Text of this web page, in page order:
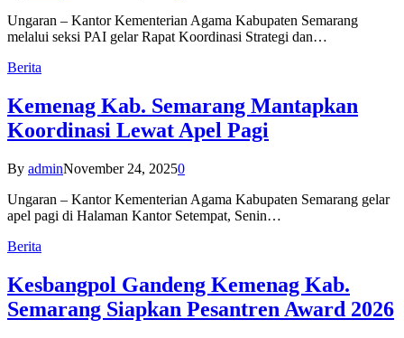
Ungaran – Kantor Kementerian Agama Kabupaten Semarang
melalui seksi PAI gelar Rapat Koordinasi Strategi dan…
Berita
Kemenag Kab. Semarang Mantapkan
Koordinasi Lewat Apel Pagi
By adminNovember 24, 20250
Ungaran – Kantor Kementerian Agama Kabupaten Semarang gelar
apel pagi di Halaman Kantor Setempat, Senin…
Berita
Kesbangpol Gandeng Kemenag Kab.
Semarang Siapkan Pesantren Award 2026